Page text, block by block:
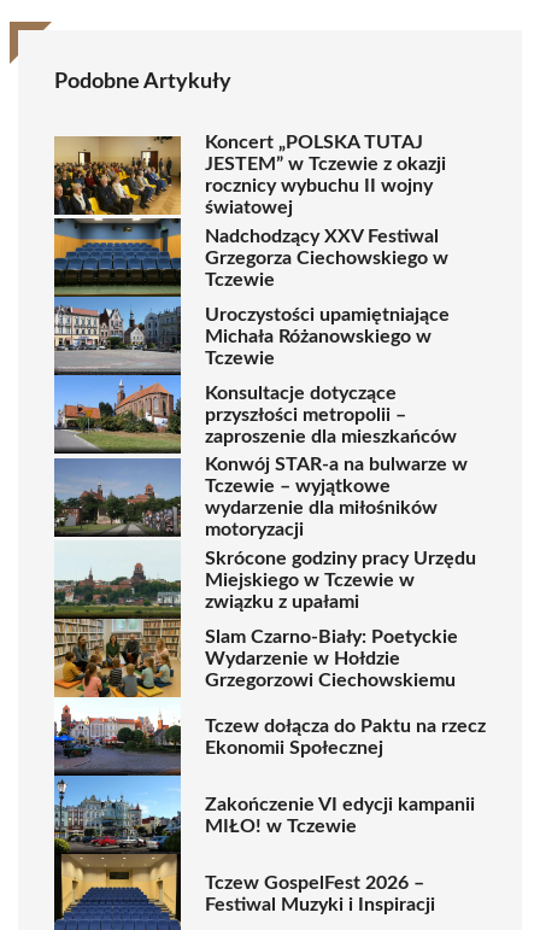
Podobne Artykuły
Koncert „POLSKA TUTAJ
JESTEM” w Tczewie z okazji
rocznicy wybuchu II wojny
światowej
Nadchodzący XXV Festiwal
Grzegorza Ciechowskiego w
Tczewie
Uroczystości upamiętniające
Michała Różanowskiego w
Tczewie
Konsultacje dotyczące
przyszłości metropolii –
zaproszenie dla mieszkańców
Konwój STAR-a na bulwarze w
Tczewie – wyjątkowe
wydarzenie dla miłośników
motoryzacji
Skrócone godziny pracy Urzędu
Miejskiego w Tczewie w
związku z upałami
Slam Czarno-Biały: Poetyckie
Wydarzenie w Hołdzie
Grzegorzowi Ciechowskiemu
Tczew dołącza do Paktu na rzecz
Ekonomii Społecznej
Zakończenie VI edycji kampanii
MIŁO! w Tczewie
Tczew GospelFest 2026 –
Festiwal Muzyki i Inspiracji